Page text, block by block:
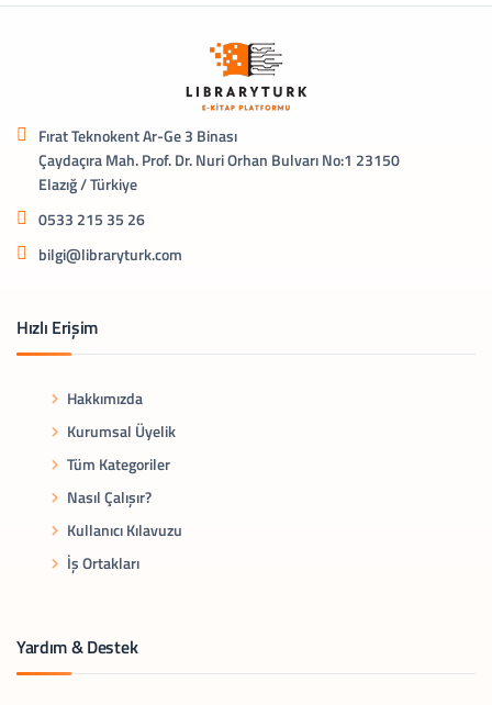
Fırat Teknokent Ar-Ge 3 Binası
Çaydaçıra Mah. Prof. Dr. Nuri Orhan Bulvarı No:1 23150
Elazığ / Türkiye
0533 215 35 26
bilgi@libraryturk.com
Hızlı Erişim
Hakkımızda
Kurumsal Üyelik
Tüm Kategoriler
Nasıl Çalışır?
Kullanıcı Kılavuzu
İş Ortakları
Yardım & Destek